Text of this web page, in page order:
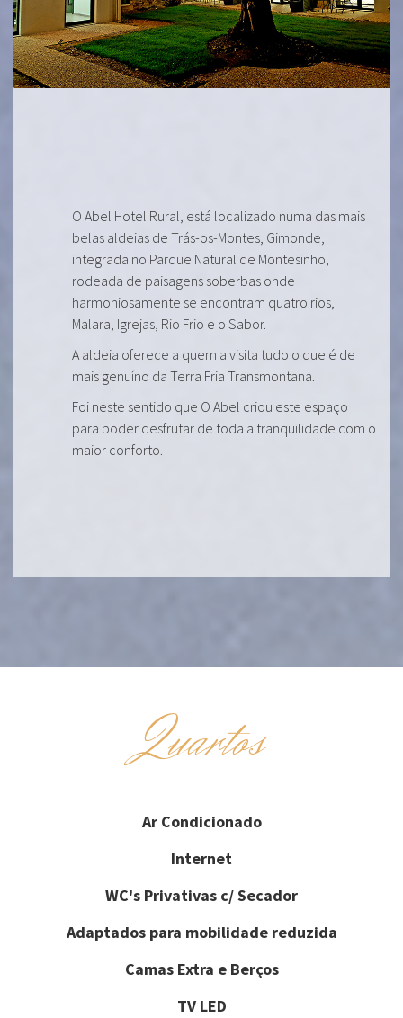
O Abel Hotel Rural, está localizado numa das mais
belas aldeias de Trás-os-Montes, Gimonde,
integrada no Parque Natural de Montesinho,
rodeada de paisagens soberbas onde
harmoniosamente se encontram quatro rios,
Malara, Igrejas, Rio Frio e o Sabor.
A aldeia oferece a quem a visita tudo o que é de
mais genuíno da Terra Fria Transmontana.
Foi neste sentido que O Abel criou este espaço
para poder desfrutar de toda a tranquilidade com o
maior conforto.
Quartos
Ar Condicionado
Internet
WC's Privativas c/ Secador
Adaptados para mobilidade reduzida
Camas Extra e Berços
TV LED